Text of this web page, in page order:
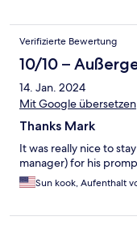
Verifizierte Bewertung
10/10 –
14. Jan. 2024
Mit Google übersetzen
Thanks Mark
It was really nice to
manager) for his
Sun kook, Aufenthalt